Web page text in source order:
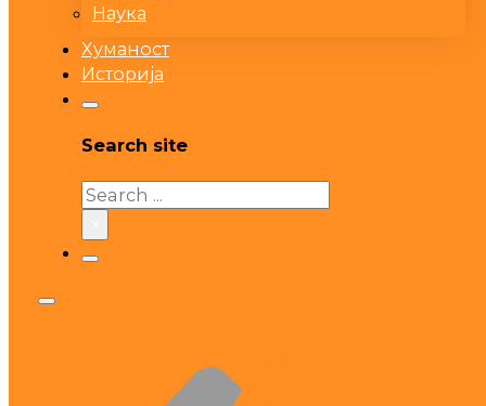
Наука
Хуманост
Историја
Search site
Search